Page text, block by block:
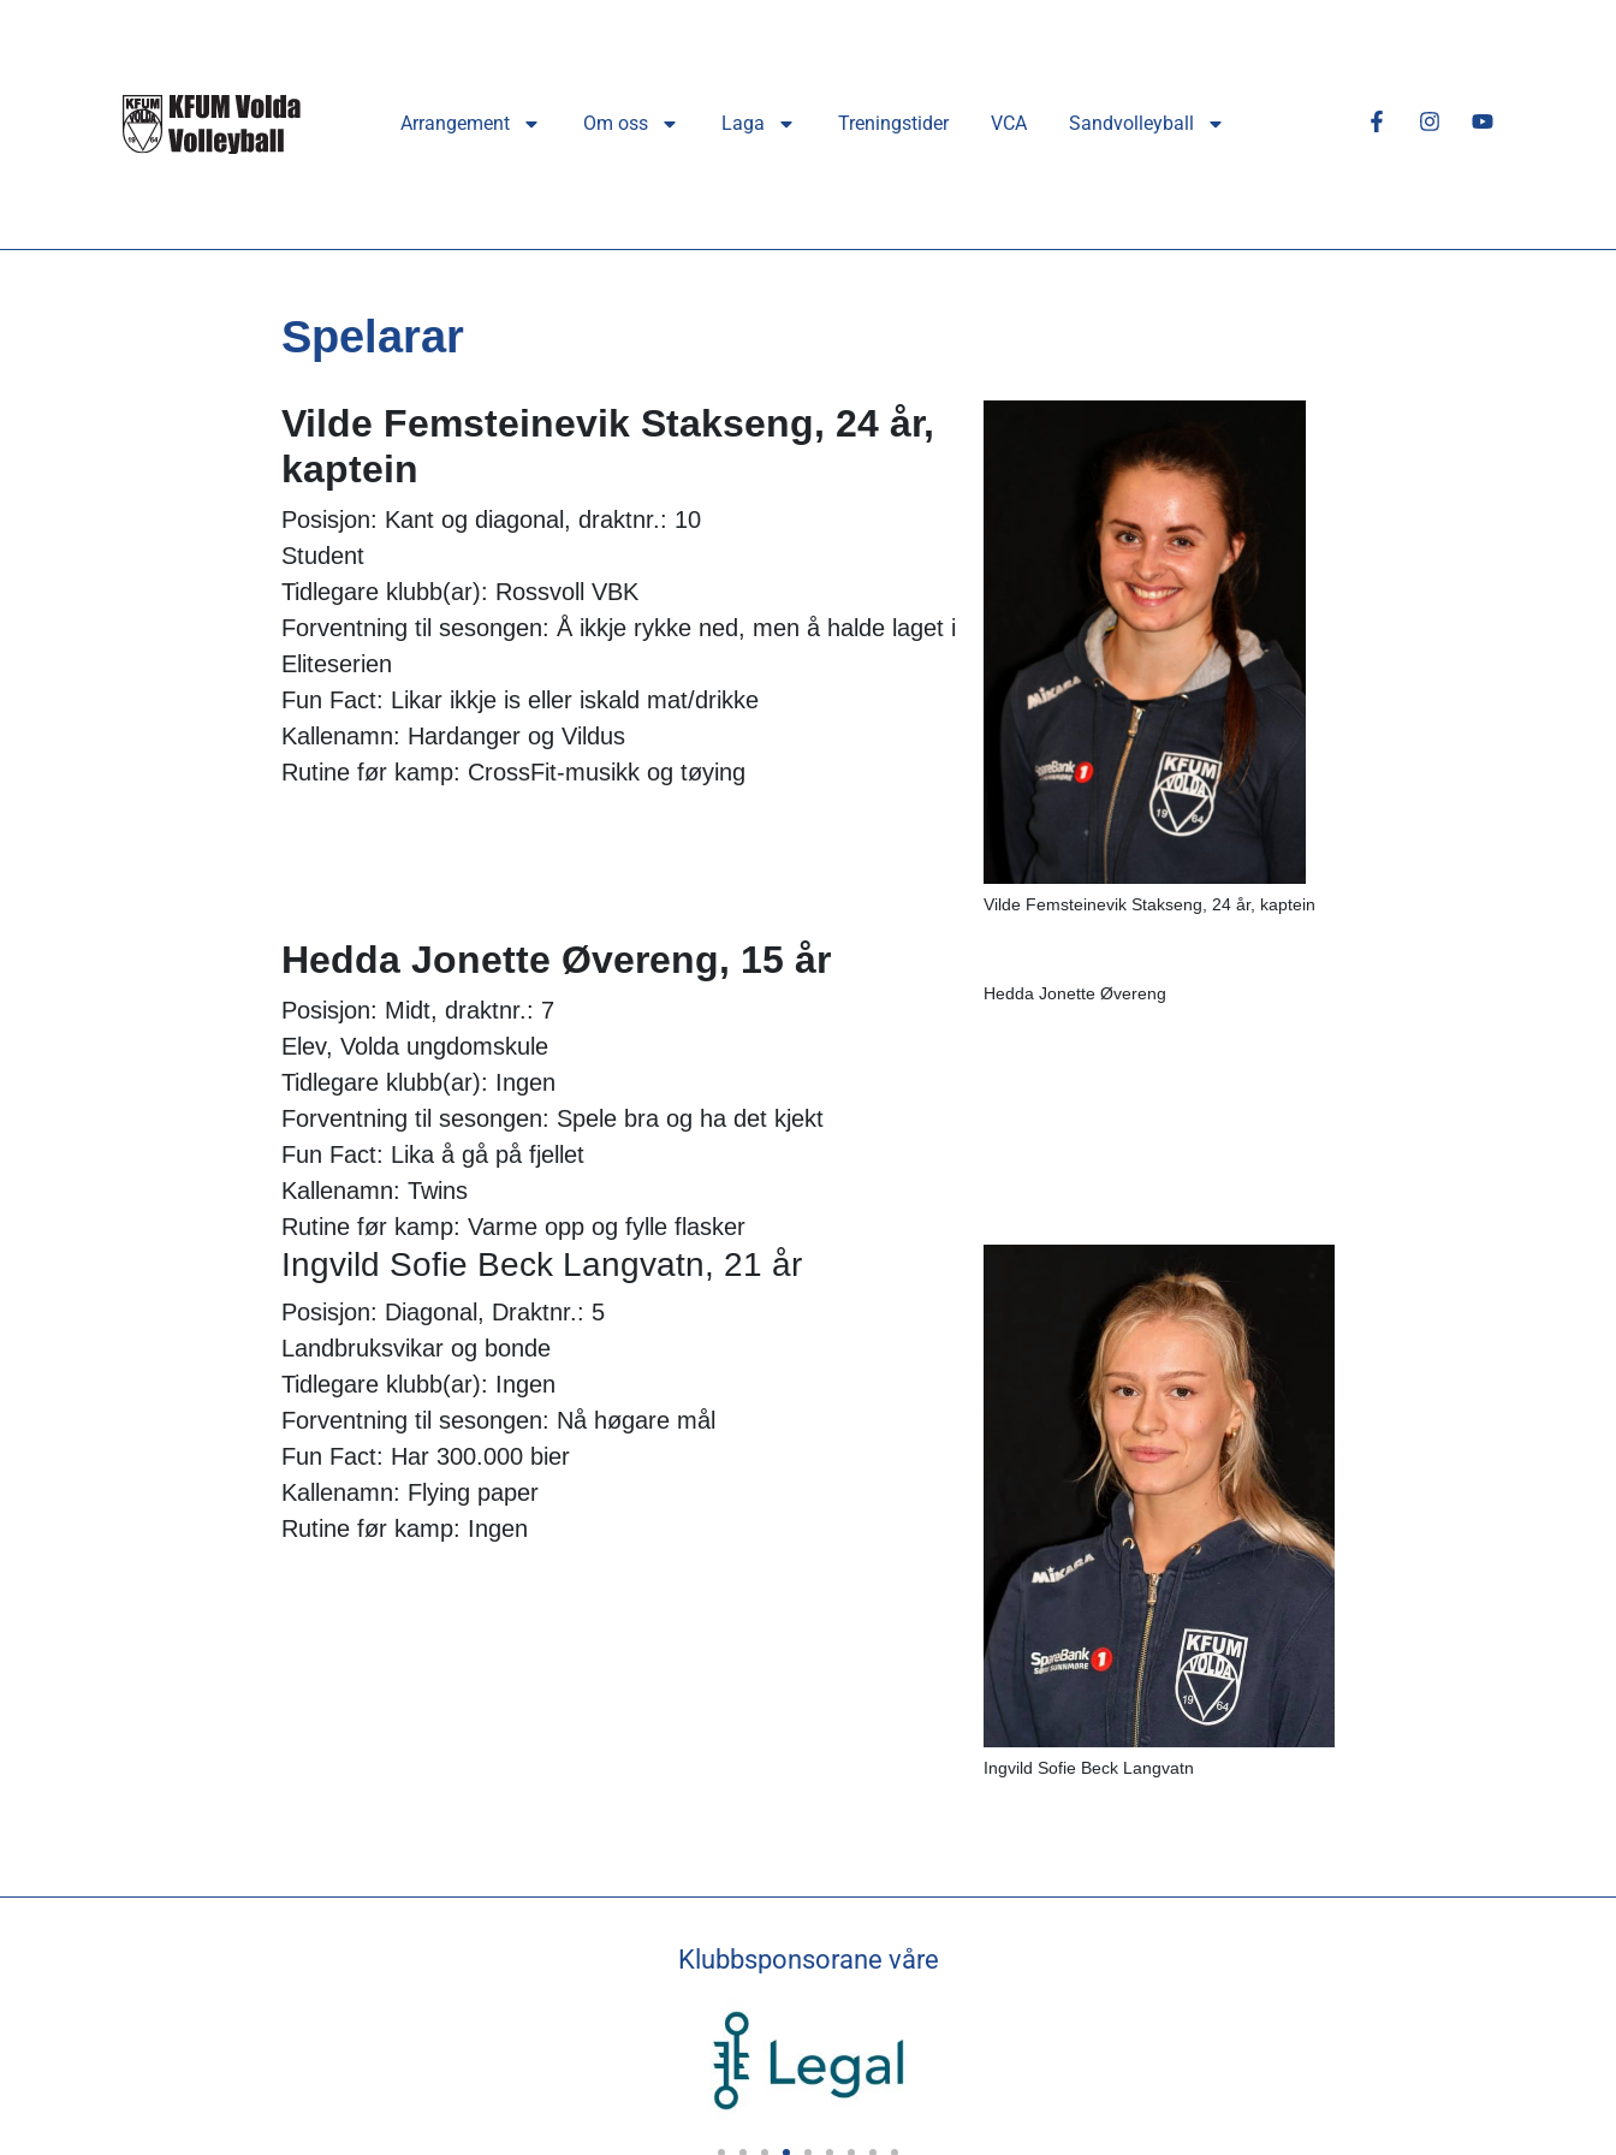
Arrangement Om oss Laga Treningstider VCA Sandvolleyball
Spelarar
Vilde Femsteinevik Stakseng, 24 år,
kaptein
Posisjon: Kant og diagonal, draktnr.: 10
Student
Tidlegare klubb(ar): Rossvoll VBK
Forventning til sesongen: Å ikkje rykke ned, men å halde laget i
Eliteserien
Fun Fact: Likar ikkje is eller iskald mat/drikke
Kallenamn: Hardanger og Vildus
Rutine før kamp: CrossFit-musikk og tøying
Vilde Femsteinevik Stakseng, 24 år, kaptein
Hedda Jonette Øvereng, 15 år
Posisjon: Midt, draktnr.: 7
Elev, Volda ungdomskule
Tidlegare klubb(ar): Ingen
Forventning til sesongen: Spele bra og ha det kjekt
Fun Fact: Lika å gå på fjellet
Kallenamn: Twins
Rutine før kamp: Varme opp og fylle flasker
Hedda Jonette Øvereng
Ingvild Sofie Beck Langvatn, 21 år
Posisjon: Diagonal, Draktnr.: 5
Landbruksvikar og bonde
Tidlegare klubb(ar): Ingen
Forventning til sesongen: Nå høgare mål
Fun Fact: Har 300.000 bier
Kallenamn: Flying paper
Rutine før kamp: Ingen
Ingvild Sofie Beck Langvatn
Klubbsponsorane våre